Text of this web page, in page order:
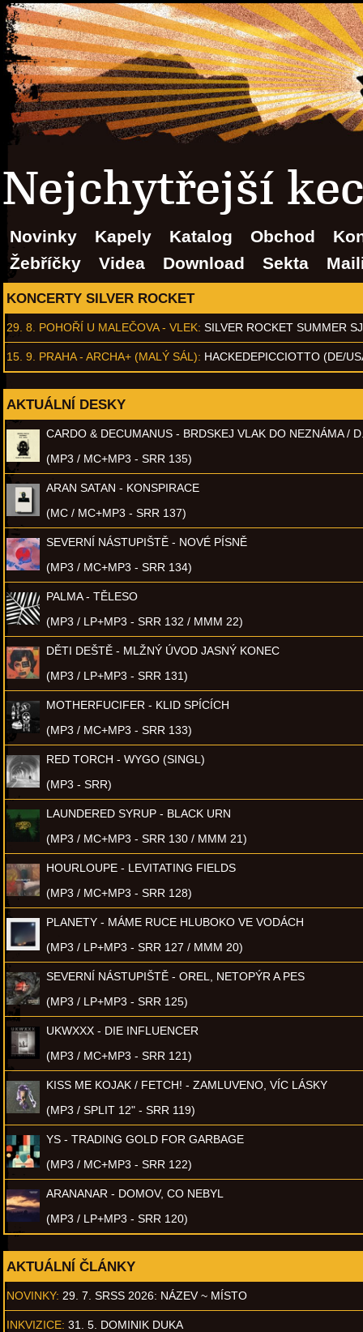
Nejchytřejší
Novinky Kapely Katalog Obchod
Žebříčky
Videa Download Sekta
KONCERTY SILVER ROCKET
29. 8. POHOŘÍ U MALEČOVA - VLEK: SILVER ROCKET SUMMER
15. 9. PRAHA - ARCHA+ (MALÝ SÁL): HACKEDEPICCIOTTO (DE/
AKTUÁLNÍ DESKY
CARDO & DECUMANUS - BRDSKEJ VLAK DO NEZNÁMA /
(MP3 / MC+MP3 - SRR 135)
ARAN SATAN - KONSPIRACE
(MC / MC+MP3 - SRR 137)
SEVERNÍ NÁSTUPIŠTĚ - NOVÉ PÍSNĚ
(MP3 / MC+MP3 - SRR 134)
PALMA - TĚLESO
(MP3 / LP+MP3 - SRR 132 / MMM 22)
DĚTI DEŠTĚ - MLŽNÝ ÚVOD JASNÝ KONEC
(MP3 / LP+MP3 - SRR 131)
MOTHERFUCIFER - KLID SPÍCÍCH
(MP3 / MC+MP3 - SRR 133)
RED TORCH - WYGO (SINGL)
(MP3 - SRR)
LAUNDERED SYRUP - BLACK URN
(MP3 / MC+MP3 - SRR 130 / MMM 21)
HOURLOUPE - LEVITATING FIELDS
(MP3 / MC+MP3 - SRR 128)
PLANETY - MÁME RUCE HLUBOKO VE VODÁCH
(MP3 / LP+MP3 - SRR 127 / MMM 20)
SEVERNÍ NÁSTUPIŠTĚ - OREL, NETOPÝR A PES
(MP3 / LP+MP3 - SRR 125)
UKWXXX - DIE INFLUENCER
(MP3 / MC+MP3 - SRR 121)
KISS ME KOJAK / FETCH! - ZAMLUVENO, VÍC LÁSKY
(MP3 / SPLIT 12" - SRR 119)
YS - TRADING GOLD FOR GARBAGE
(MP3 / MC+MP3 - SRR 122)
ARANANAR - DOMOV, CO NEBYL
(MP3 / LP+MP3 - SRR 120)
AKTUÁLNÍ ČLÁNKY
NOVINKY: 29. 7. SRSS 2026: NÁZEV ~ MÍSTO
INKVIZICE: 31. 5. DOMINIK DUKA